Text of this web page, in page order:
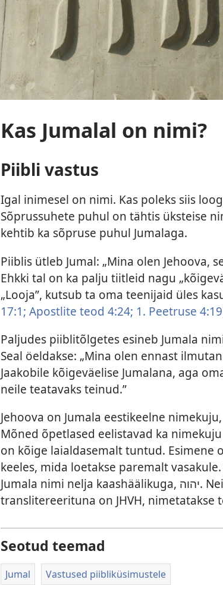
Kas Jumalal on nimi?
Piibli vastus
Igal inimesel on nimi. Kas poleks siis
Sõprussuhete puhul on tähtis üksteise
kehtib ka sõpruse puhul Jumalaga.
Piiblis ütleb Jumal: „Mina olen Jehoova,
Ehkki tal on ka palju tiitleid nagu
„Looja”, kutsub ta oma teenijaid üles
17:1; Apostlite teod 4:24; 1. Peetruse 4:19
Paljudes piiblitõlgetes esineb Jumala
Seal öeldakse: „Mina olen ennast
Jaakobile kõigeväelise Jumalana, aga
neile teatavaks teinud.”
Jehoova on Jumala eestikeelne
Mõned õpetlased eelistavad ka
on kõige laialdasemalt tuntud. Esimene
keeles, mida loetakse paremalt
Jumala nimi nelja kaashäälikuga, יהוה. Neid nelja kaashäälikut, mis
translitereerituna on JHVH, nimetatakse
Seotud teemad
Jumal Vastused piibliküsimustele